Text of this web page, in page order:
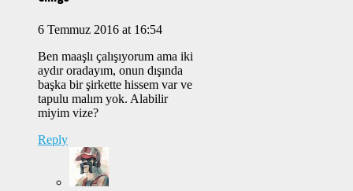
6 Temmuz 2016 at 16:54
Ben maaşlı çalışıyorum ama iki
aydır oradayım, onun dışında
başka bir şirkette hissem var ve
tapulu malım yok. Alabilir
miyim vize?
Reply